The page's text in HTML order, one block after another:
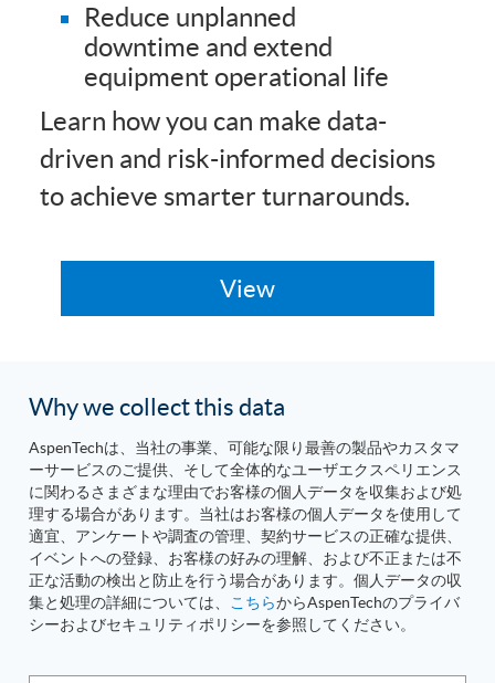
Reduce unplanned
downtime and extend
equipment operational life
Learn how you can make data-
driven and risk-informed decisions
to achieve smarter turnarounds.
Why we collect this data
AspenTechは、当社の事業、可能な限り最善の製品やカスタマ
ーサービスのご提供、そして全体的なユーザエクスペリエンス
に関わるさまざまな理由でお客様の個人データを収集および処
理する場合があります。当社はお客様の個人データを使用して
適宜、アンケートや調査の管理、契約サービスの正確な提供、
イベントへの登録、お客様の好みの理解、および不正または不
正な活動の検出と防止を行う場合があります。個人データの収
集と処理の詳細については、
こちらからAspenTechのプライバ
シーおよびセキュリティポリシーを参照してください。